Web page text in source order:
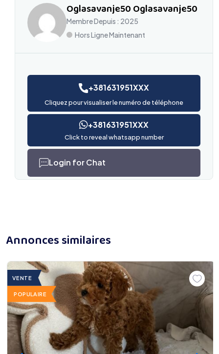
Oglasavanje50 Oglasavanje50
Membre Depuis : 2025
Hors Ligne Maintenant
+381631951XXX
Cliquez pour visualiser le numéro de téléphone
+381631951XXX
Click to reveal whatsapp number
Login for Chat
Annonces similaires
VENTE
POPULAIRE